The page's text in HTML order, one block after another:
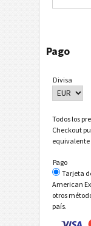
Pago
Divisa
Todos los
Checkout
equivalente
Pago
Tarjeta
American
otros
país.